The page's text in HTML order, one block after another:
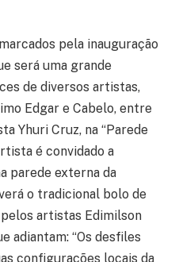
pela inauguração
será uma grande
de diversos artistas,
Edgar e Cabelo, entre
Yhuri Cruz, na “Parede
é convidado a
parede externa da
o tradicional bolo de
artistas Edimilson
adiantam: “Os desfiles
configurações locais da